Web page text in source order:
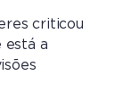
criticou
está a